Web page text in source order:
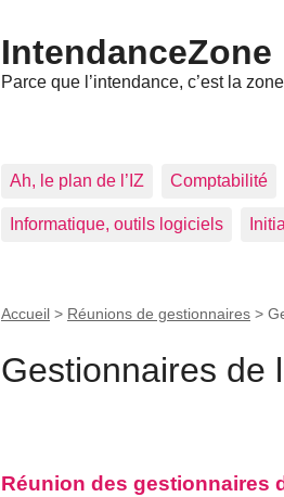
IntendanceZone
Parce que l’intendance, c’est la
Ah, le plan de l’IZ Comptabilité
Informatique, outils logiciels
Accueil > Réunions de gestionnaires >
Gestionnaires de
Réunion des gestionnaires